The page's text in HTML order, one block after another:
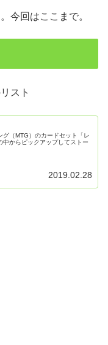
今回はここまで。
スト
グ（MTG）のカードセット「レ
中からピックアップしてストー
2019.02.28